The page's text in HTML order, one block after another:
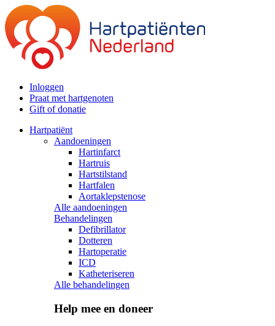
Inloggen
Praat met hartgenoten
Gift of donatie
Hartpatiënt
Aandoeningen
Hartinfarct
Hartruis
Hartstilstand
Hartfalen
Aortaklepstenose
Alle aandoeningen
Behandelingen
Defibrillator
Dotteren
Hartoperatie
ICD
Katheteriseren
Alle behandelingen
Help mee en doneer